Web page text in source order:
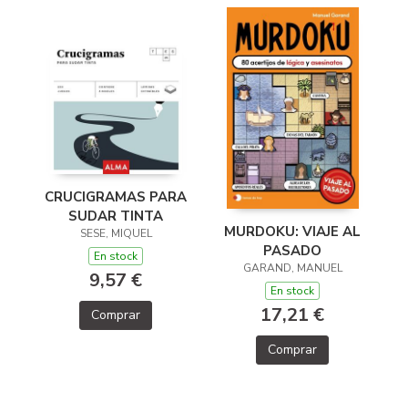
CRUCIGRAMAS PARA
SUDAR TINTA
SESE, MIQUEL
En stock
9,57 €
Comprar
MURDOKU: VIAJE AL
PASADO
GARAND, MANUEL
En stock
17,21 €
Comprar